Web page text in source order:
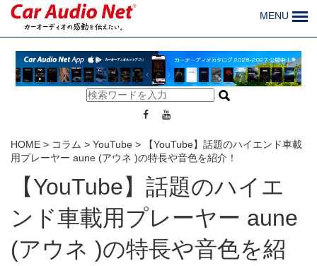
MENU
HOME > コラム > YouTube >
【YouTube】話題のハイエンド車載
用プレーヤー aune (アウネ )の特長や音色を紹介！
【YouTube】話題のハイエ
ンド車載用プレーヤー aune
(アウネ )の特長や音色を紹